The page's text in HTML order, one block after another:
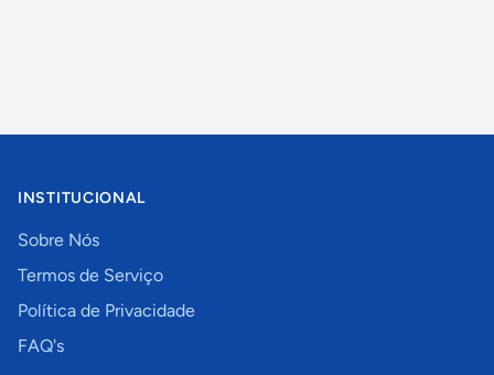
INSTITUCIONAL
Sobre Nós
Termos de Serviço
Política de Privacidade
FAQ's